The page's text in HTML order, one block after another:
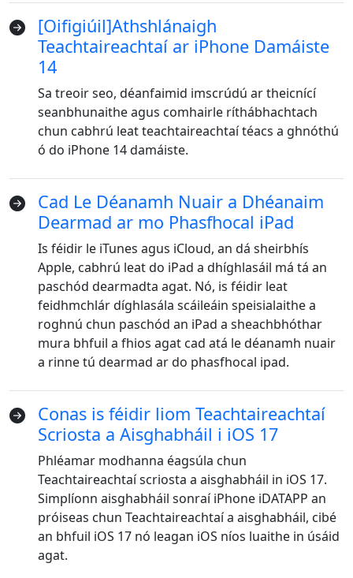
[Oifigiúil]Athshlánaigh
Teachtaireachtaí ar iPhone Damáiste
14
Sa treoir seo, déanfaimid imscrúdú ar theicnící
seanbhunaithe agus comhairle ríthábhachtach
chun cabhrú leat teachtaireachtaí téacs a ghnóthú
ó do iPhone 14 damáiste.
Cad Le Déanamh Nuair a Dhéanaim
Dearmad ar mo Phasfhocal iPad
Is féidir le iTunes agus iCloud, an dá sheirbhís
Apple, cabhrú leat do iPad a dhíghlasáil má tá an
paschód dearmadta agat. Nó, is féidir leat
feidhmchlár díghlasála scáileáin speisialaithe a
roghnú chun paschód an iPad a sheachbhóthar
mura bhfuil a fhios agat cad atá le déanamh nuair
a rinne tú dearmad ar do phasfhocal ipad.
Conas is féidir liom Teachtaireachtaí
Scriosta a Aisghabháil i iOS 17
Phléamar modhanna éagsúla chun
Teachtaireachtaí scriosta a aisghabháil in iOS 17.
Simplíonn aisghabháil sonraí iPhone iDATAPP an
próiseas chun Teachtaireachtaí a aisghabháil, cibé
an bhfuil iOS 17 nó leagan iOS níos luaithe in úsáid
agat.
Athrú Teanga
English Nederlands
Tiếng Việt
日本
Español
Português
Deutsche
Français